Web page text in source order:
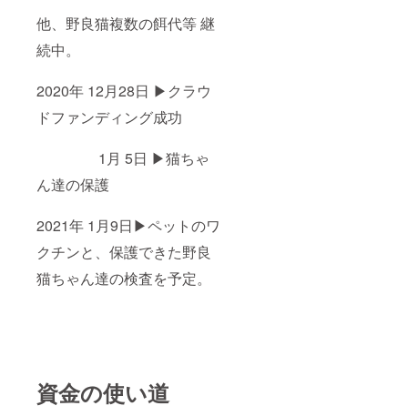
他、野良猫複数の餌代等 継
続中。
2020年 12月28日 ▶クラウ
ドファンディング成功
1月 5日 ▶猫ちゃ
ん達の保護
2021年 1月9日▶ペットのワ
クチンと、保護できた野良
猫ちゃん達の検査を予定。
資金の使い道